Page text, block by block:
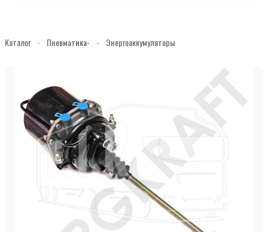
Каталог - Пневматика- - Энергоаккумуляторы